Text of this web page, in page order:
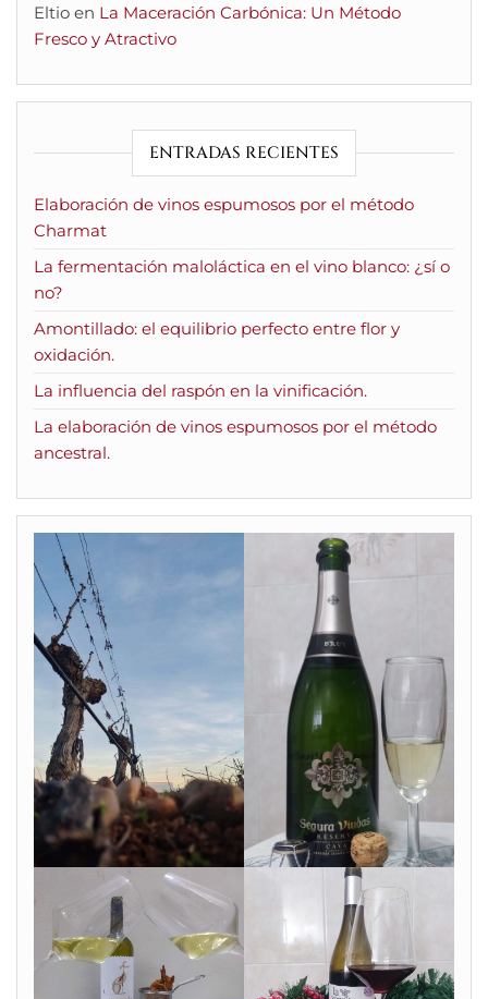
Eltio en La Maceración Carbónica: Un Método
Fresco y Atractivo
ENTRADAS RECIENTES
Elaboración de vinos espumosos por el método
Charmat
La fermentación maloláctica en el vino blanco: ¿sí o
no?
Amontillado: el equilibrio perfecto entre flor y
oxidación.
La influencia del raspón en la vinificación.
La elaboración de vinos espumosos por el método
ancestral.